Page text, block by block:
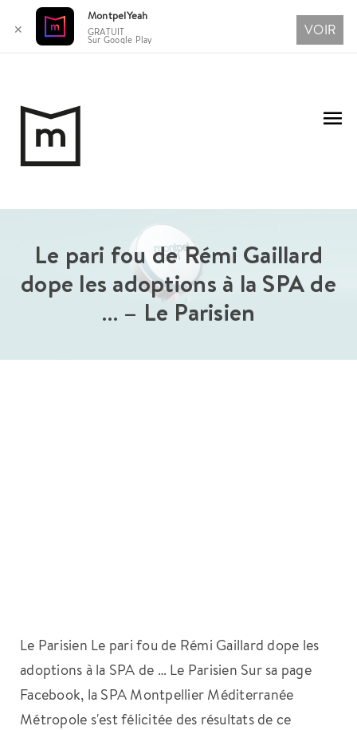
contenu
Le pari fou de Rémi Gaillard
dope les adoptions à la SPA de
… – Le Parisien
Le Parisien Le pari fou de Rémi Gaillard dope les
adoptions à la SPA de … Le Parisien Sur sa page
Facebook, la SPA Montpellier Méditerranée
Métropole s'est félicitée des résultats de ce
✕
MontpelYeah
GRATUIT
Sur Google Play
VOIR